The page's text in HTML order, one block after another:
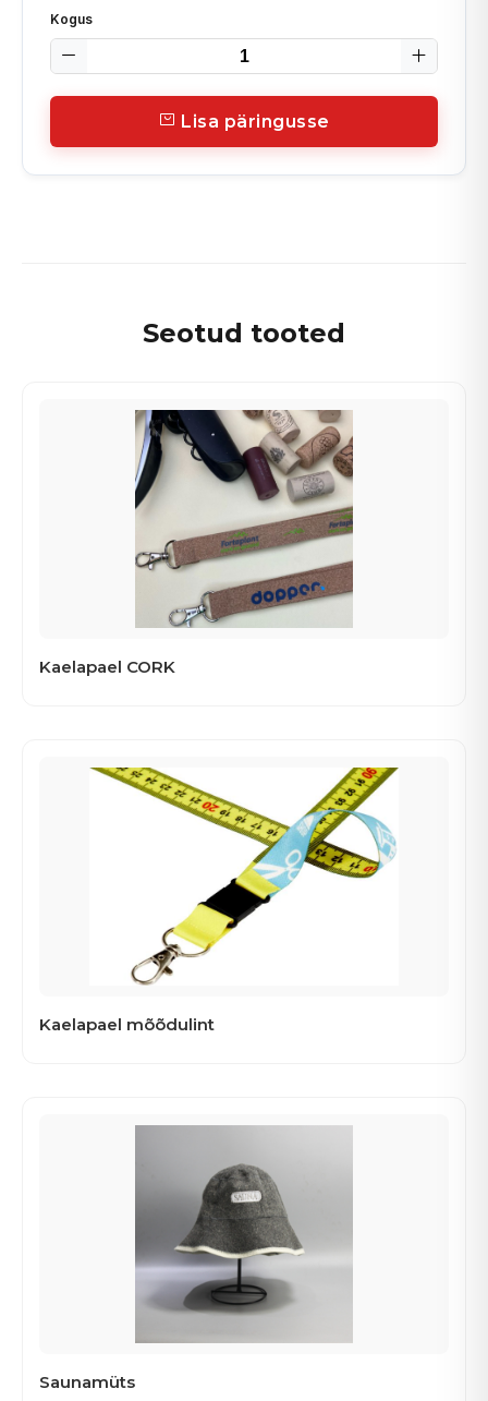
Kogus
Lisa päringusse
Seotud tooted
Kaelapael CORK
Kaelapael mõõdulint
Saunamüts